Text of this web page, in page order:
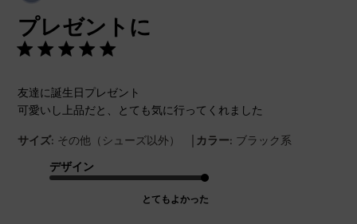
プレゼントに
友達に誕生日プレゼント
可愛いし上品だと、とても気に行ってくれました
サイズ: その他（シューズ以外） | カラー: ブラック系
デザイン
とてもよかった